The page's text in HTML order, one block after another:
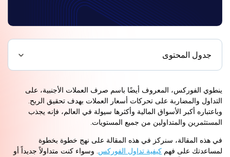
جدول المحتوى
ينطوي الفوركس، المعروف أيضًا باسم صرف العملات الأجنبية، على
التداول والمضاربة على تحركات أسعار العملات بهدف تحقيق الربح.
وباعتباره أكبر الأسواق المالية وأكثرها سيولة في العالم، فإنه يجذب
المستثمرين والمتداولين من جميع المستويات.
في هذه المقالة، سنركز في هذه المقالة على نهج خطوة بخطوة
لمساعدتك على فهم كيفية تداول الفوركس. وسواء كنت متداولاً جديداً أو